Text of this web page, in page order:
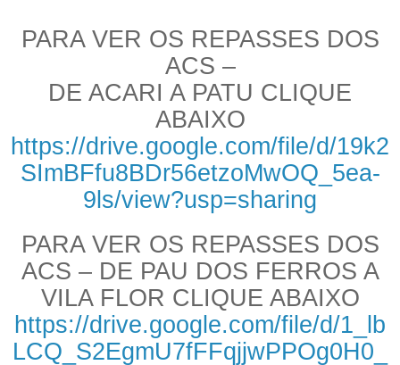
PARA VER OS REPASSES DOS
ACS –
DE ACARI A PATU CLIQUE
ABAIXO
https://drive.google.com/file/d/19k2
SImBFfu8BDr56etzoMwOQ_5ea-
9ls/view?usp=sharing
PARA VER OS REPASSES DOS
ACS – DE PAU DOS FERROS A
VILA FLOR CLIQUE ABAIXO
https://drive.google.com/file/d/1_lb
LCQ_S2EgmU7fFFqjjwPPOg0H0_